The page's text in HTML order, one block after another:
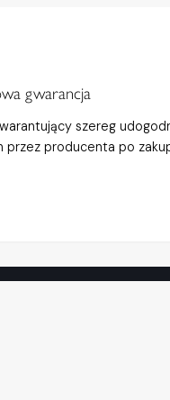
gwarancja
szereg
przez producenta po